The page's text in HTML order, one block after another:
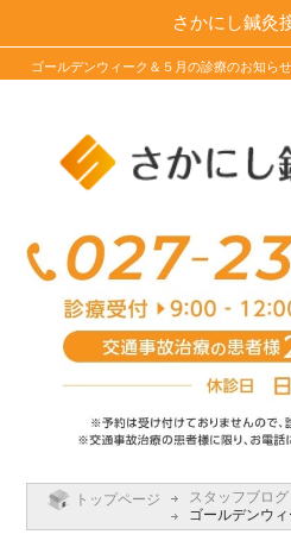
ゴールデンウィーク＆５月の診療のお知ら
さかにし鍼灸
トップページ
スタッフブログ
ゴールデンウ